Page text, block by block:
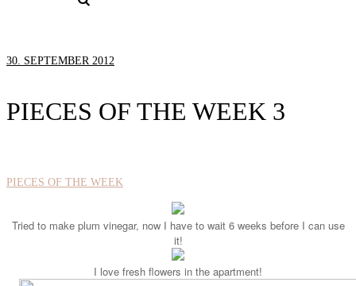
30. SEPTEMBER 2012
PIECES OF THE WEEK 3
PIECES OF THE WEEK
Tried to make plum vinegar, now I have to wait 6 weeks before I can use
it!
I love fresh flowers in the apartment!